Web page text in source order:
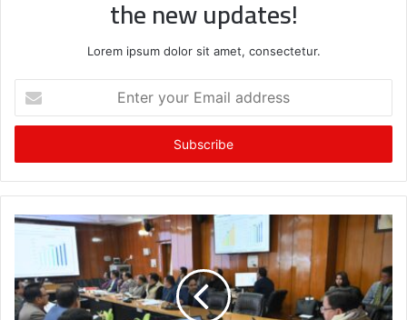
the new updates!
Lorem ipsum dolor sit amet, consectetur.
t
r
y
u
m
a